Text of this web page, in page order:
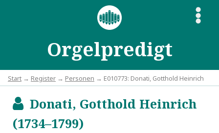
Orgelpredigt
S
Start → Register → Personen → E010773: Donati, Gotthold Heinrich
bDonati, Gotthold Heinrich
(1734–1799)